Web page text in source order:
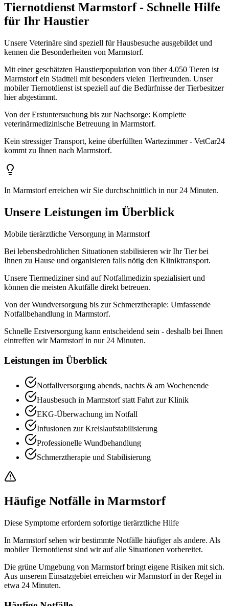
Tiernotdienst Marmstorf - Schnelle Hilfe
für Ihr Haustier
Unsere Veterinäre sind speziell für Hausbesuche ausgebildet und
kennen die Besonderheiten von Marmstorf.
Mit einer geschätzten Haustierpopulation von über 4.050 Tieren ist
Marmstorf ein Stadtteil mit besonders vielen Tierfreunden. Unser
mobiler Tiernotdienst ist speziell auf die Bedürfnisse der Tierbesitzer
hier abgestimmt.
Von der Erstuntersuchung bis zur Nachsorge: Komplette
veterinärmedizinische Betreuung in Marmstorf.
Kein stressiger Transport, keine überfüllten Wartezimmer - VetCar24
kommt zu Ihnen nach Marmstorf.
In Marmstorf erreichen wir Sie durchschnittlich in nur 24 Minuten.
Unsere Leistungen im Überblick
Mobile tierärztliche Versorgung in Marmstorf
Bei lebensbedrohlichen Situationen stabilisieren wir Ihr Tier bei
Ihnen zu Hause und organisieren falls nötig den Kliniktransport.
Unsere Tiermediziner sind auf Notfallmedizin spezialisiert und
können die meisten Akutfälle direkt betreuen.
Von der Wundversorgung bis zur Schmerztherapie: Umfassende
Notfallbehandlung in Marmstorf.
Schnelle Erstversorgung kann entscheidend sein - deshalb bei Ihnen
eintreffen wir Marmstorf in nur 24 Minuten.
Leistungen im Überblick
Notfallversorgung abends, nachts & am Wochenende
Hausbesuch in Marmstorf statt Fahrt zur Klinik
EKG-Überwachung im Notfall
Infusionen zur Kreislaufstabilisierung
Professionelle Wundbehandlung
Schmerztherapie und Stabilisierung
Häufige Notfälle in Marmstorf
Diese Symptome erfordern sofortige tierärztliche Hilfe
In Marmstorf sehen wir bestimmte Notfälle häufiger als andere. Als
mobiler Tiernotdienst sind wir auf alle Situationen vorbereitet.
Die grüne Umgebung von Marmstorf bringt eigene Risiken mit sich.
Aus unserem Einsatzgebiet erreichen wir Marmstorf in der Regel in
etwa 24 Minuten.